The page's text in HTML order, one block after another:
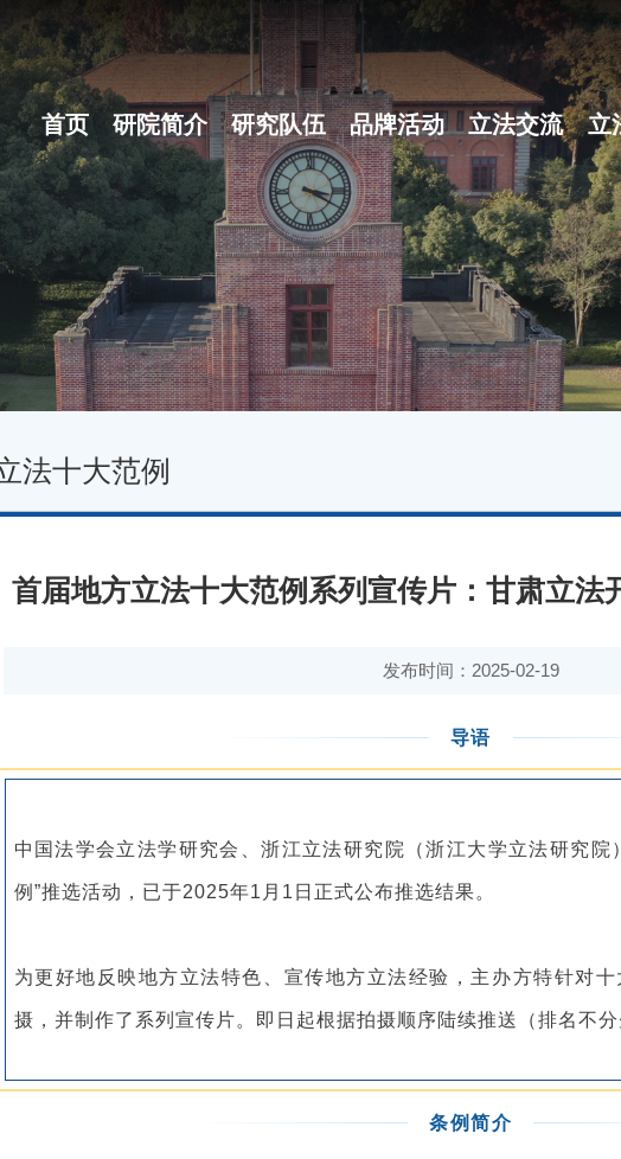
首页 研院简介
研院概况
组织体系
现任领导
行政机构
研究队伍
博士后团队
品牌活动
之江立法论坛
地方立法十大...
名家讲坛
立法沙龙
立法交流
名家访谈
讲坛实录
学科培育
立
法十大范例
首届地方立法十大范例系列宣传片：甘肃立法
发布时间：2025-02-19
导语
中国法学会立法学研究会、浙江立法研究院（浙江大学立法研究院
例”推选活动，已于2025年1月1日正式公布推选结果。
为更好地反映地方立法特色、宣传地方立法经验，主办方特针对
摄，并制作了系列宣传片。即日起根据拍摄顺序陆续推送（排名不分
条例简介